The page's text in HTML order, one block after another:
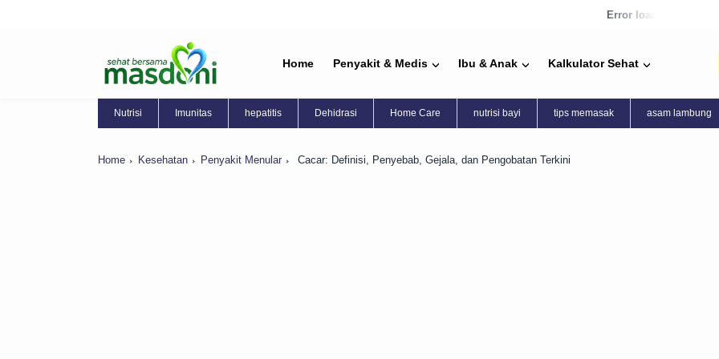
Error loading news
Home Penyakit & Medis Ibu & Anak Kalkulator Sehat
Nutrisi Imunitas hepatitis Dehidrasi Home Care nutrisi bayi tips memasak asam lambung
Home Kesehatan Penyakit Menular Cacar: Definisi, Penyebab, Gejala, dan Pengobatan Terkini